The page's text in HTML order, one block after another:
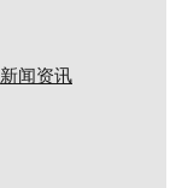
新闻资讯